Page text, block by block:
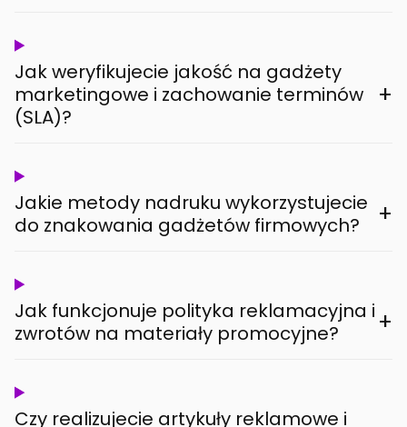
Jak weryfikujecie jakość na gadżety
marketingowe i zachowanie terminów
(SLA)?
+
Jakie metody nadruku wykorzystujecie
do znakowania gadżetów firmowych?
+
Jak funkcjonuje polityka reklamacyjna i
zwrotów na materiały promocyjne?
+
Czy realizujecie artykuły reklamowe i